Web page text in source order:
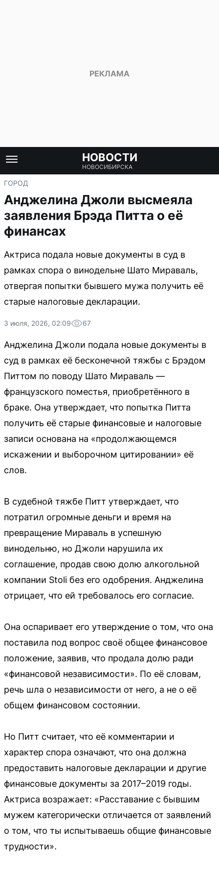
НОВОСТИ
НОВОСИБИРСКА
ГОРОД
Анджелина Джоли высмеяла
заявления Брэда Питта о её
финансах
Актриса подала новые документы в суд в
рамках спора о винодельне Шато Мираваль,
отвергая попытки бывшего мужа получить её
старые налоговые декларации.
3 июля, 2026, 02:09 67
Анджелина Джоли подала новые документы в
суд в рамках её бесконечной тяжбы с Брэдом
Питтом по поводу Шато Мираваль —
французского поместья, приобретённого в
браке. Она утверждает, что попытка Питта
получить её старые финансовые и налоговые
записи основана на «продолжающемся
искажении и выборочном цитировании» её
слов.
В судебной тяжбе Питт утверждает, что
потратил огромные деньги и время на
превращение Мираваль в успешную
винодельню, но Джоли нарушила их
соглашение, продав свою долю алкогольной
компании Stoli без его одобрения. Анджелина
отрицает, что ей требовалось его согласие.
Она оспаривает его утверждение о том, что она
поставила под вопрос своё общее финансовое
положение, заявив, что продала долю ради
«финансовой независимости». По её словам,
речь шла о независимости от него, а не о её
общем финансовом состоянии.
Но Питт считает, что её комментарии и
характер спора означают, что она должна
предоставить налоговые декларации и другие
финансовые документы за 2017–2019 годы.
Актриса возражает: «Расставание с бывшим
мужем категорически отличается от заявлений
о том, что ты испытываешь общие финансовые
трудности».